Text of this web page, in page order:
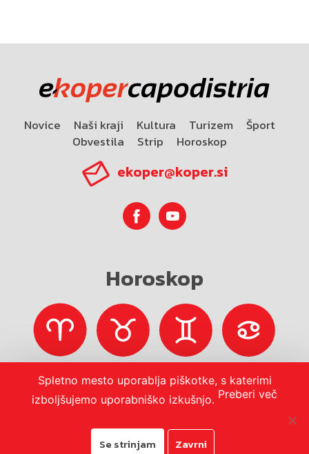
Novice Naši kraji Kultura Turizem
Šport
Obvestila
Strip Horoskop
ekoper@koper.si
Horoskop
Spletno mesto uporablja piškotke, s katerimi
izboljšujemo uporabniško izkušnjo. Preberi več
Se strinjam Zavrni